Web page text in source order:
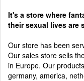
It's a store where
their sexual lives are
Our store has been
Our sales store sells
in Europe. Our
germany, america,